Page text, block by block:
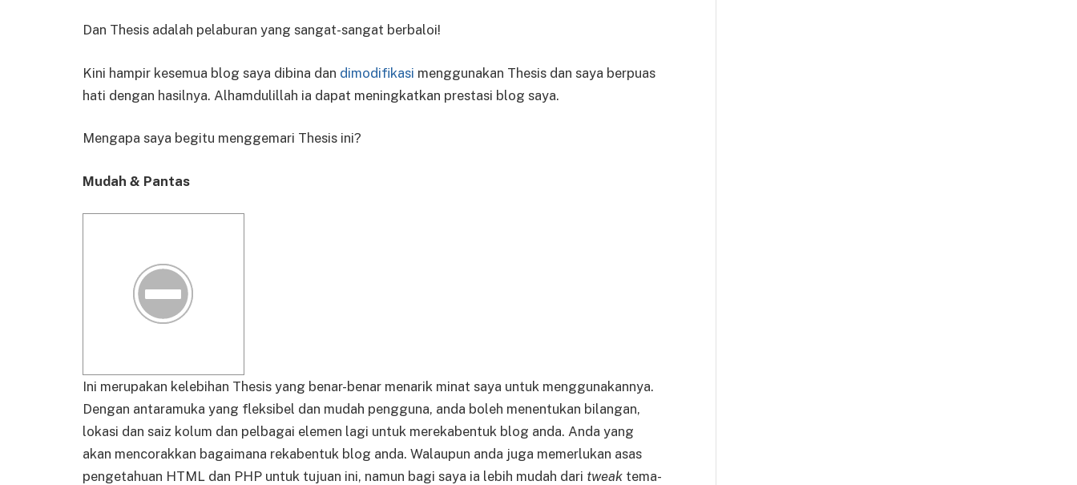
Dan Thesis adalah pelaburan yang sangat-sangat berbaloi!
Kini hampir kesemua blog saya dibina dan dimodifikasi menggunakan Thesis dan saya berpuas
hati dengan hasilnya. Alhamdulillah ia dapat meningkatkan prestasi blog saya.
Mengapa saya begitu menggemari Thesis ini?
Mudah & Pantas
Ini merupakan kelebihan Thesis yang benar-benar menarik minat saya untuk menggunakannya.
Dengan antaramuka yang fleksibel dan mudah pengguna, anda boleh menentukan bilangan,
lokasi dan saiz kolum dan pelbagai elemen lagi untuk merekabentuk blog anda. Anda yang
akan mencorakkan bagaimana rekabentuk blog anda. Walaupun anda juga memerlukan asas
pengetahuan HTML dan PHP untuk tujuan ini, namun bagi saya ia lebih mudah dari tweak tema-